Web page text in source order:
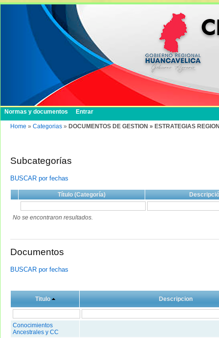
Normas y documentos Entrar
Home » Categorias » DOCUMENTOS DE GESTION » ESTRATEGIAS
Subcategorías
BUSCAR por fechas
Título (Categoría)
No se encontraron resultados.
Documentos
BUSCAR por fechas
Titulo Descripcion
Conocimientos
Ancestrales y CC